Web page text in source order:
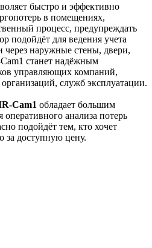
быстро и эффективно
в помещениях,
процесс, предупреждать
подойдёт для ведения учета
через наружные стены, двери,
станет надёжным
управляющих компаний,
служб эксплуатации.
Cam1 обладает большим
анализа потерь
подойдёт тем, кто хочет
за доступную цену.